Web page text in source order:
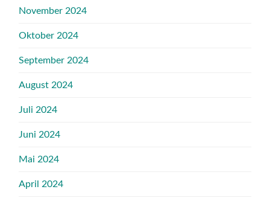
November 2024
Oktober 2024
September 2024
August 2024
Juli 2024
Juni 2024
Mai 2024
April 2024